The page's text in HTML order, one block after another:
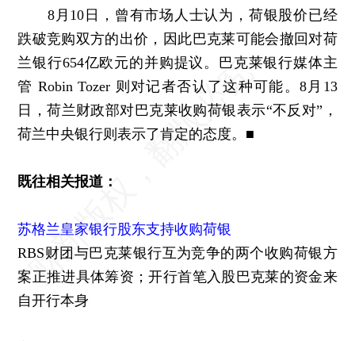
8月10日，曾有市场人士认为，荷银股价已经
跌破竞购双方的出价，因此巴克莱可能会撤回对荷
兰银行654亿欧元的并购提议。巴克莱银行媒体主
管 Robin Tozer 则对记者否认了这种可能。8月13
日，荷兰财政部对巴克莱收购荷银表示“不反对”，
荷兰中央银行则表示了肯定的态度。■
既往相关报道：
苏格兰皇家银行股东支持收购荷银
RBS财团与巴克莱银行互为竞争的两个收购荷银方
案正推进具体筹资；开行首笔入股巴克莱的资金来
自开行本身